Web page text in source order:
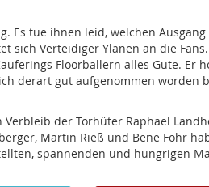
Es tue ihnen leid, welchen
sich Verteidiger Ylänen an die
Floorballern alles Gute. Er
derart gut aufgenommen
der Torhüter Raphael
Martin Rieß und Bene Föhr
spannenden und hungrigen